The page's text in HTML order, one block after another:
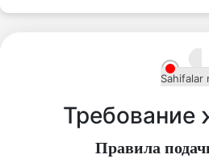
Sahifalar
Требование
Правила